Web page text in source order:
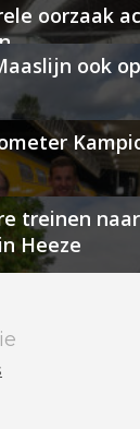
oorzaak
ook
treinen naar
Heeze